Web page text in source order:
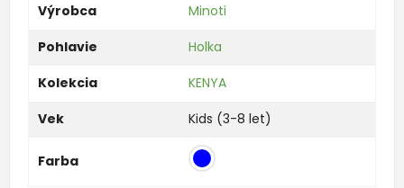
Výrobca
Minoti
Pohlavie
Holka
Kolekcia
KENYA
Vek
Kids (3-8 let)
Farba